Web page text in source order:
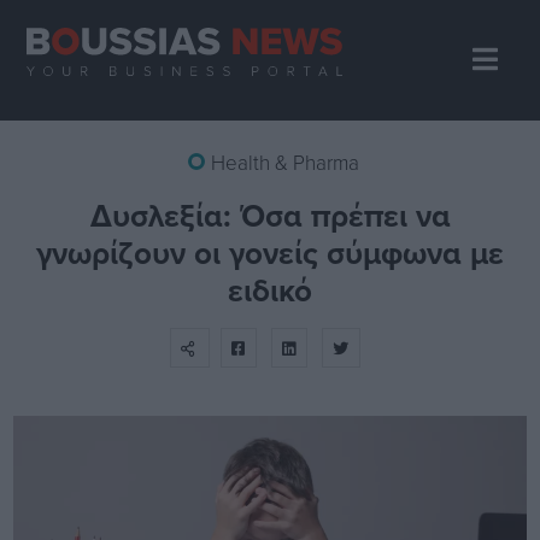
Health & Pharma
Δυσλεξία: Όσα πρέπει να
γνωρίζουν οι γονείς σύμφωνα με
ειδικό